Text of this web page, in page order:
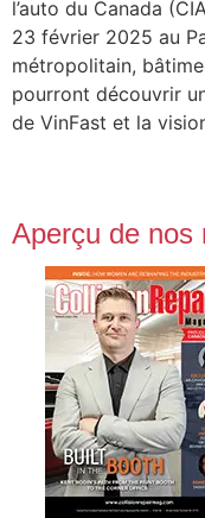
l’auto du Canada
23 février 2025 au
métropolitain,
pourront découvrir
de VinFast et la
Aperçu de nos